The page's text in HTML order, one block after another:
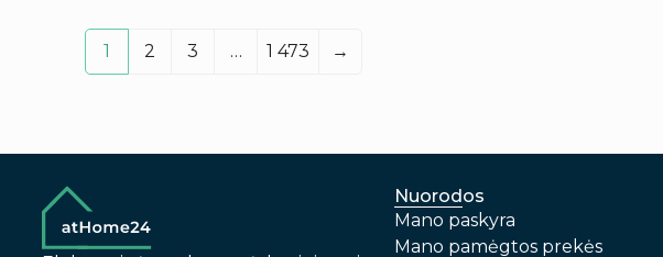
1 2 3 … 1 473 →
Nuorodos
Mano paskyra
Mano pamėgtos prekės